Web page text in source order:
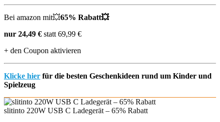
Bei amazon mit💥65% Rabatt💥
nur 24,49 € statt 69,99 €
+ den Coupon aktivieren
Klicke hier für die besten Geschenkideen rund um Kinder und
Spielzeug
slitinto 220W USB C Ladegerät – 65% Rabatt